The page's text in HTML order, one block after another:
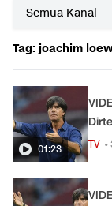
Tag: joachim
01:23 TV